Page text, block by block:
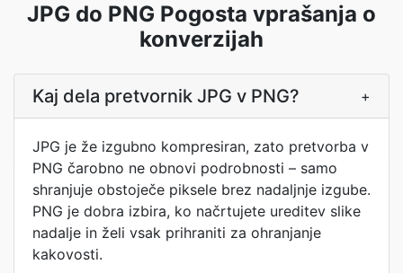
JPG do PNG Pogosta vprašanja o
konverzijah
Kaj dela pretvornik JPG v PNG? +
JPG je že izgubno kompresiran, zato pretvorba v
PNG čarobno ne obnovi podrobnosti – samo
shranjuje obstoječe piksele brez nadaljnje izgube.
PNG je dobra izbira, ko načrtujete ureditev slike
nadalje in želi vsak prihraniti za ohranjanje
kakovosti.